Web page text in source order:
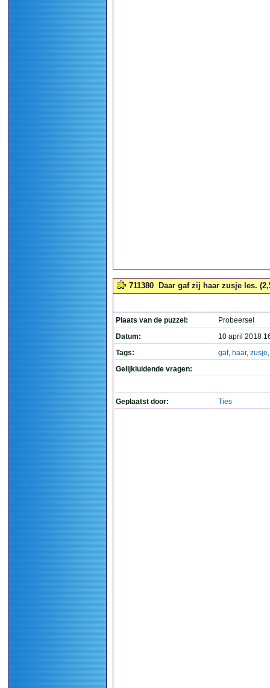
711380 Daar gaf zij haar zusje les.
Plaats van de puzzel:
Probeersel
Datum:
10 april 2018
Tags:
gaf, haar, zusje
Gelijkluidende vragen:
Geplaatst door: Ties